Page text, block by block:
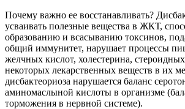
Почему важно ее восстанавливать?
усваивать полезные вещества в ЖКТ,
образованию и всасыванию токсинов,
общий иммунитет, нарушает процессы
желчных кислот, холестерина,
некоторых лекарственных веществ в их
дисбактеориоза нарушается баланс
аминомаслыной кислоты в организме
торможения в нервной системе).